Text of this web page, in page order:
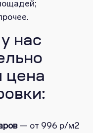
нас
цена
— от 996 р/м2